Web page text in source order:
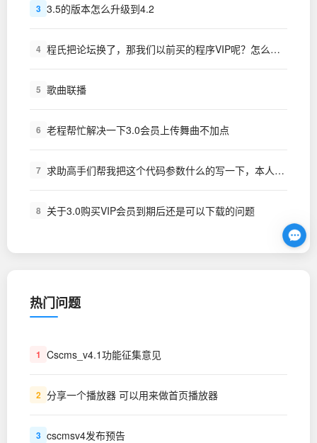
3 3.5的版本怎么升级到4.2
4 程氏把论坛换了，那我们以前买的程序VIP呢？怎么办？
5 歌曲联播
6 老程帮忙解决一下3.0会员上传舞曲不加点
7 求助高手们帮我把这个代码参数什么的写一下，本人草根勿喷！谢谢了
8 关于3.0购买VIP会员到期后还是可以下载的问题
热门问题
1 Cscms_v4.1功能征集意见
2 分享一个播放器 可以用来做首页播放器
3 cscmsv4发布预告